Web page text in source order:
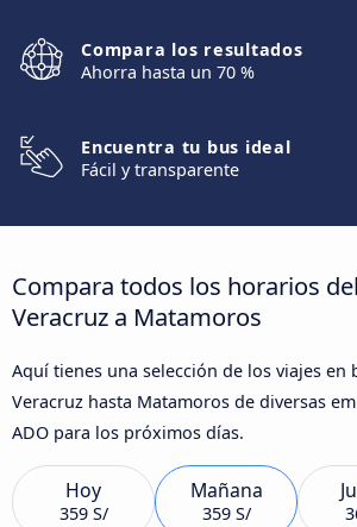
Compara los resultados
Ahorra hasta un 70 %
Encuentra tu bus ideal
Fácil y transparente
Compara todos los horarios
Veracruz a Matamoros
Aquí tienes una selección de los viajes en
Veracruz hasta Matamoros de diversas
ADO para los próximos días.
Hoy
359 S/
Mañana
359 S/